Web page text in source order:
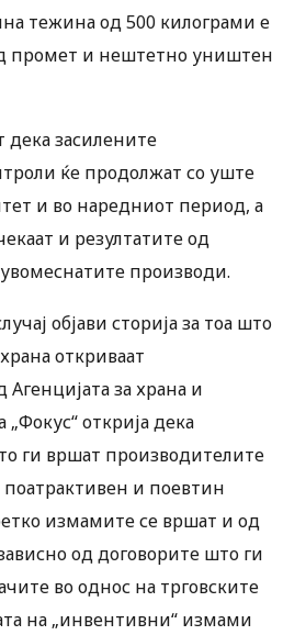
тежина од 500 килограми е
промет и нештетно уништен
дека засилените
ќе продолжат со уште
и во наредниот период, а
и резултатите од
производи.
објави сторија за тоа што
откриваат
за храна и
„Фокус“ открија дека
ги вршат производителите
поатрактивен и поевтин
измамите се вршат и од
од договорите што ги
во однос на трговските
на „инвентивни“ измами